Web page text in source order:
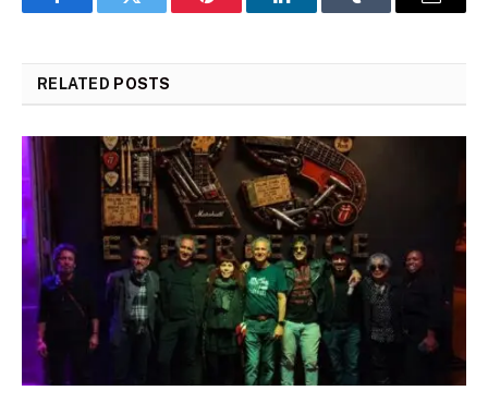
FacebookTwitter Pinterest LinkedInTumblr Email
RELATED POSTS